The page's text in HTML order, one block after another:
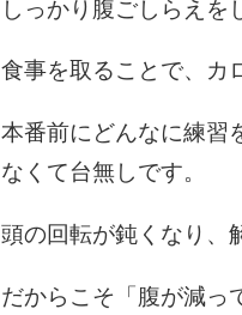
しっかり腹ごしらえを
食事を取ることで、カ
本番前にどんなに練習
なくて台無しです。
頭の回転が鈍くなり、
だからこそ「腹が減っ